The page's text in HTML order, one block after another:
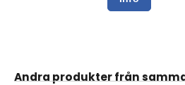
Andra produkter från